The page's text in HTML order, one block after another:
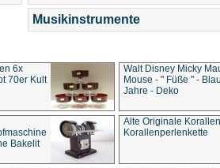
Musikinstrumente
6x
70er Kult
Walt Disney Micky
Mouse - " Füße " -
Jahre - Deko
Bakelit
Alte Originale
Korallenperlenkette